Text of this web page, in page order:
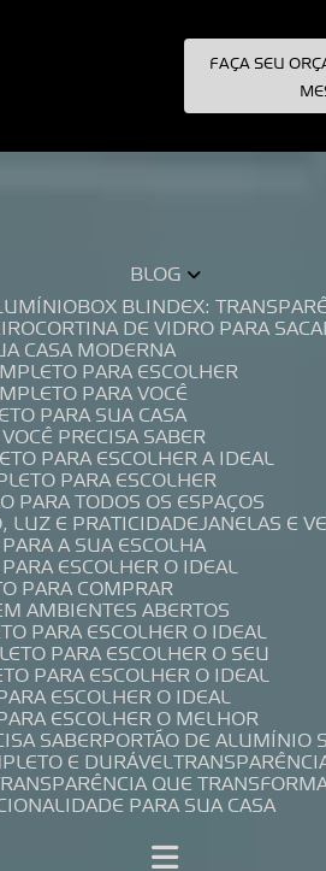
FAÇA SEU
BLOG
BOX BLINDEX:
CORTINA DE VIDRO PARA
CASA MODERNA
PARA ESCOLHER
PARA VOCÊ
PARA SUA CASA
PRECISA SABER
PARA ESCOLHER A IDEAL
PARA ESCOLHER
PARA TODOS OS ESPAÇOS
LUZ E PRATICIDADE JANELAS E
A SUA ESCOLHA
ESCOLHER O IDEAL
PARA COMPRAR
AMBIENTES ABERTOS
PARA ESCOLHER O IDEAL
PARA ESCOLHER O SEU
PARA ESCOLHER O IDEAL
ESCOLHER O IDEAL
ESCOLHER O MELHOR
SABER PORTÃO DE
E DURÁVEL
TRANSPARÊNCIA QUE
PARA SUA CASA